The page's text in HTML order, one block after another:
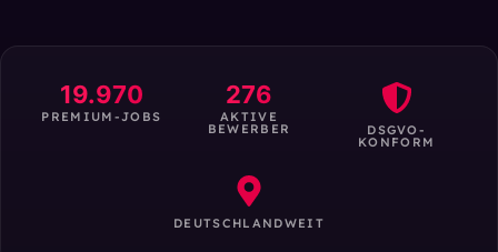
19.970
PREMIUM-JOBS
276
AKTIVE
BEWERBER DSGVO-
KONFORM
DEUTSCHLANDWEIT